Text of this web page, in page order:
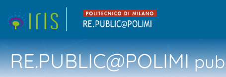
RE.PUBLIC@POLIMI